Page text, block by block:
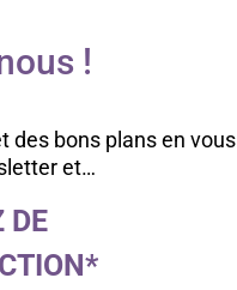
!
des bons plans en vous
et…
DE